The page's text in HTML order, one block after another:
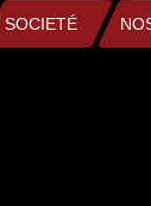
SOCIETÉ